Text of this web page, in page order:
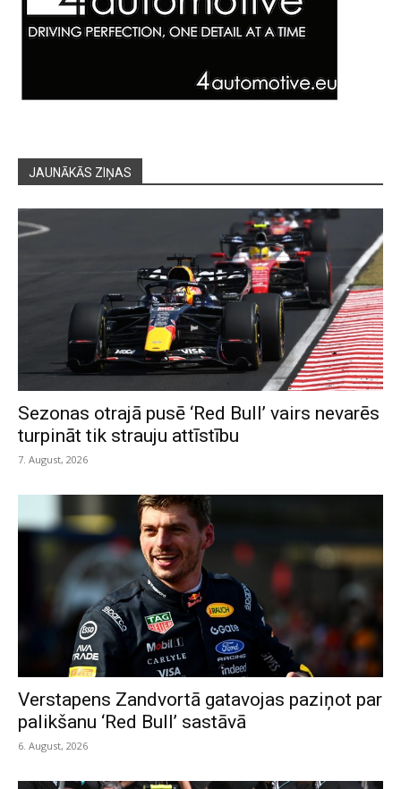
JAUNĀKĀS ZIŅAS
Sezonas otrajā pusē ‘Red Bull’ vairs nevarēs
turpināt tik strauju attīstību
7. August, 2026
Verstapens Zandvortā gatavojas paziņot par
palikšanu ‘Red Bull’ sastāvā
6. August, 2026